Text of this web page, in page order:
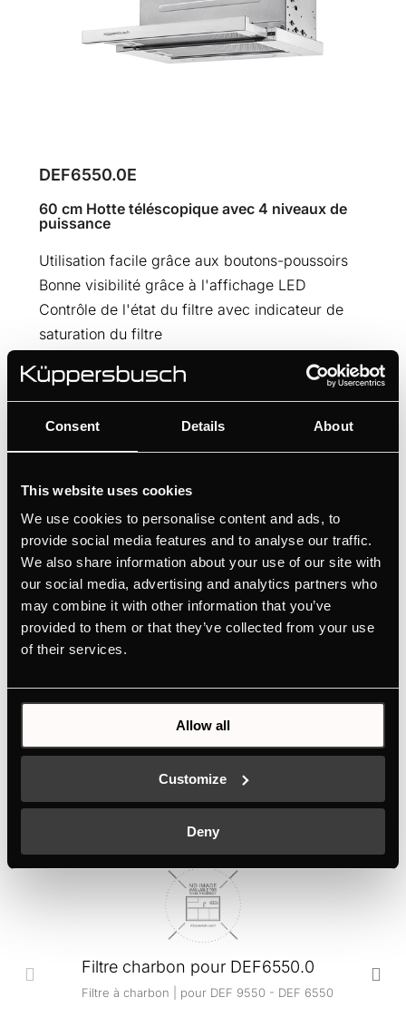
Consent Details About
This website uses cookies
We use cookies to personalise content and ads, to
provide social media features and to analyse our traffic.
We also share information about your use of our site with
our social media, advertising and analytics partners who
may combine it with other information that you’ve
provided to them or that they’ve collected from your use
of their services.
Allow all
Customize
Deny
DEF6550.0E
60 cm Hotte téléscopique avec 4 niveaux de
puissance
Utilisation facile grâce aux boutons-poussoirs
Bonne visibilité grâce à l'affichage LED
Contrôle de l'état du filtre avec indicateur de
saturation du filtre
MANUELS
FICHE PRODUIT
DESSIN TECHNIQUE
LABEL ÉNERGÉTIQUE
FICHE PRODUIT UE
Caractéristiques
Dimensions
Connexion électrique
Filtre charbon pour DEF6550.0
Filtre à charbon | pour DEF 9550 - DEF 6550